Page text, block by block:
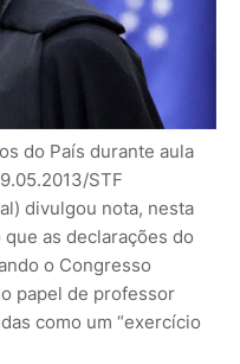
do País durante aula
STF
divulgou nota, nesta
as declarações do
o Congresso
papel de professor
como um “exercício